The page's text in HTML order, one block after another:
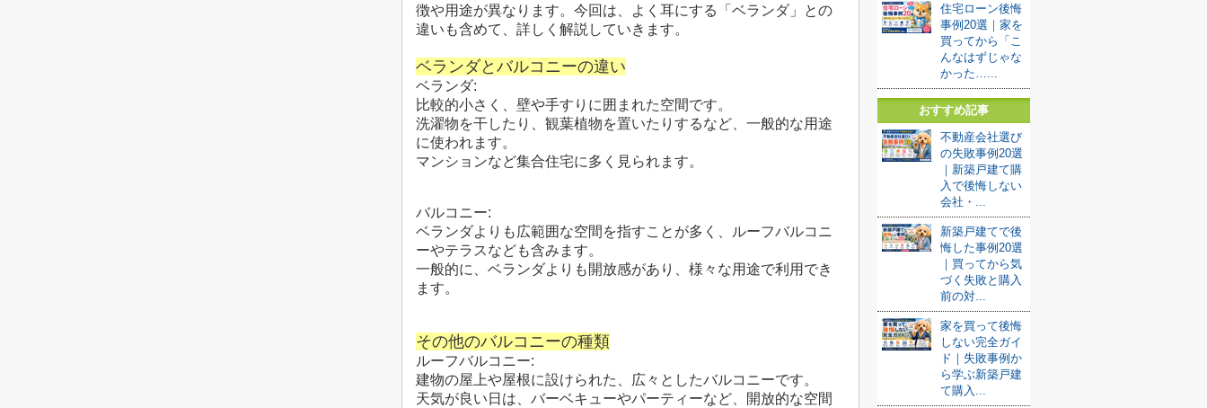
徴や用途が異なります。今回は、よく耳にする「ベランダ」との
違いも含めて、詳しく解説していきます。
ベランダとバルコニーの違い
ベランダ:
比較的小さく、壁や手すりに囲まれた空間です。
洗濯物を干したり、観葉植物を置いたりするなど、一般的な用途
に使われます。
マンションなど集合住宅に多く見られます。
バルコニー:
ベランダよりも広範囲な空間を指すことが多く、ルーフバルコニ
ーやテラスなども含みます。
一般的に、ベランダよりも開放感があり、様々な用途で利用でき
ます。
その他のバルコニーの種類
ルーフバルコニー:
建物の屋上や屋根に設けられた、広々としたバルコニーです。
天気が良い日は、バーベキューやパーティーなど、開放的な空間
住宅ローン後悔
事例20選｜家を
買ってから「こ
んなはずじゃな
かった…...
おすすめ記事
不動産会社選び
の失敗事例20選
｜新築戸建て購
入で後悔しない
会社・...
新築戸建てで後
悔した事例20選
｜買ってから気
づく失敗と購入
前の対...
家を買って後悔
しない完全ガイ
ド｜失敗事例か
ら学ぶ新築戸建
て購入...